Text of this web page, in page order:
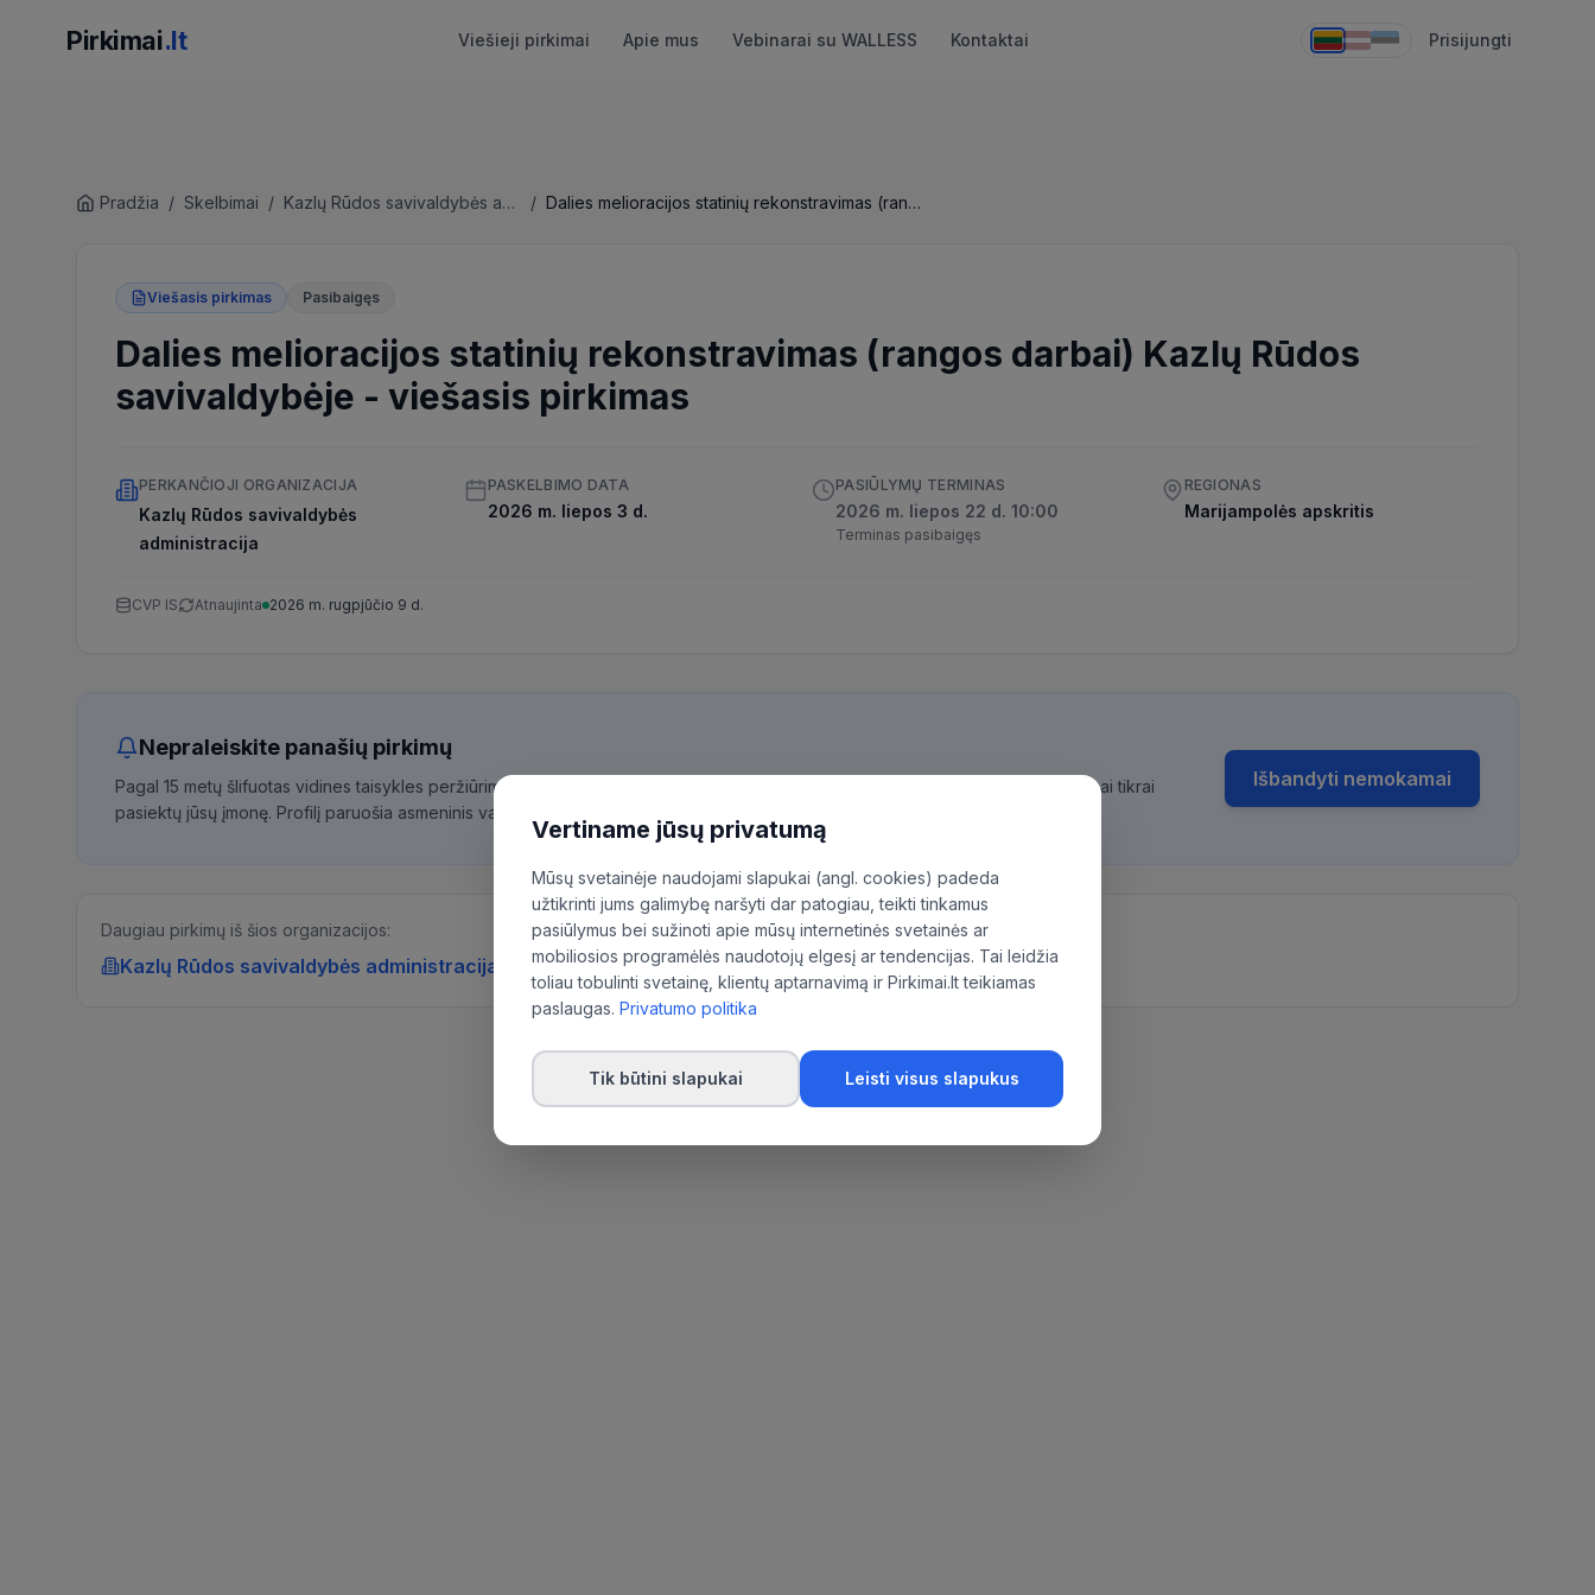
Pirkimai.lt Viešieji pirkimai Apie mus Vebinarai su WALLESS Kontaktai Prisijungti
Pradžia / Skelbimai / Kazlų Rūdos savivaldybės administracija / Dalies melioracijos statinių rekonstravimas (rangos darbai) Kazlų Rūdos savivaldybėje
Viešasis pirkimas Pasibaigęs
Dalies melioracijos statinių rekonstravimas (rangos darbai) Kazlų Rūdos
savivaldybėje - viešasis pirkimas
PERKANČIOJI ORGANIZACIJA
Kazlų Rūdos savivaldybės
administracija
PASKELBIMO DATA
2026 m. liepos 3 d.
PASIŪLYMŲ TERMINAS
2026 m. liepos 22 d. 10:00
Terminas pasibaigęs
REGIONAS
Marijampolės apskritis
CVP IS Atnaujinta 2026 m. rugpjūčio 9 d.
Nepraleiskite panašių pirkimų
Pagal 15 metų šlifuotas vidines taisykles peržiūrime kiekvieną pirkimą ir patiksliname 35,96% BVPŽ kodų, kad aktualūs skelbimai tikrai
pasiektų jūsų įmonę. Profilį paruošia asmeninis vadybininkas.
Išbandyti nemokamai
Daugiau pirkimų iš šios organizacijos:
Kazlų Rūdos savivaldybės administracija
Vertiname jūsų privatumą
Mūsų svetainėje naudojami slapukai (angl. cookies) padeda
užtikrinti jums galimybę naršyti dar patogiau, teikti tinkamus
pasiūlymus bei sužinoti apie mūsų internetinės svetainės ar
mobiliosios programėlės naudotojų elgesį ar tendencijas. Tai leidžia
toliau tobulinti svetainę, klientų aptarnavimą ir Pirkimai.lt teikiamas
paslaugas. Privatumo politika
Tik būtini slapukai Leisti visus slapukus